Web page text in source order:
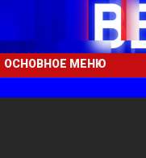
ОСНОВНОЕ МЕНЮ